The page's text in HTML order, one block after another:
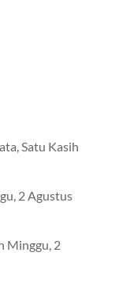
Satu Kasih
2 Agustus
Minggu, 2